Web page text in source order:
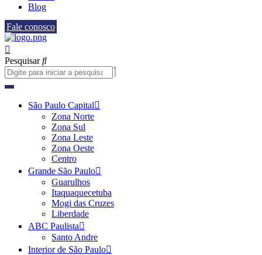
Blog
Fale conosco
Pesquisar
São Paulo Capital
Zona Norte
Zona Sul
Zona Leste
Zona Oeste
Centro
Grande São Paulo
Guarulhos
Itaquaquecetuba
Mogi das Cruzes
Liberdade
ABC Paulista
Santo Andre
Interior de São Paulo